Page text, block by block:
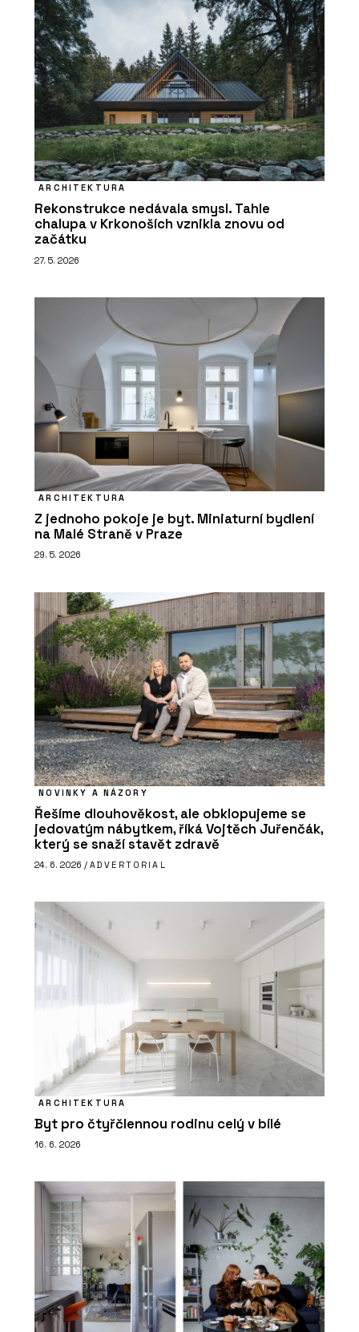
ARCHITEKTURA
Rekonstrukce nedávala smysl. Tahle
chalupa v Krkonoších vznikla znovu od
začátku
27. 5. 2026
ARCHITEKTURA
Z jednoho pokoje je byt. Miniaturní bydlení
na Malé Straně v Praze
29. 5. 2026
NOVINKY A NÁZORY
Řešíme dlouhověkost, ale obklopujeme se
jedovatým nábytkem, říká Vojtěch Juřenčák,
který se snaží stavět zdravě
24. 6. 2026 / ADVERTORIAL
ARCHITEKTURA
Byt pro čtyřčlennou rodinu celý v bílé
16. 6. 2026